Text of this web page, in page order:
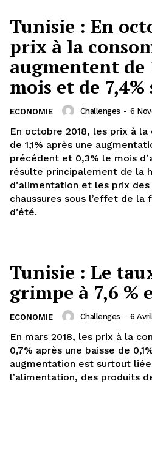
Tunisie : En
prix à la
augmentent de
mois et de
ECONOMIE Challenges - 6
En octobre 2018, les prix à
de 1,1% après une
précédent et 0,3% le mois
résulte principalement de la
d’alimentation et les prix
chaussures sous l’effet de
d’été.
Tunisie : Le
grimpe à 7,6 %
ECONOMIE Challenges - 6
En mars 2018, les prix à la
0,7% après une baisse de
augmentation est surtout
l’alimentation, des produits